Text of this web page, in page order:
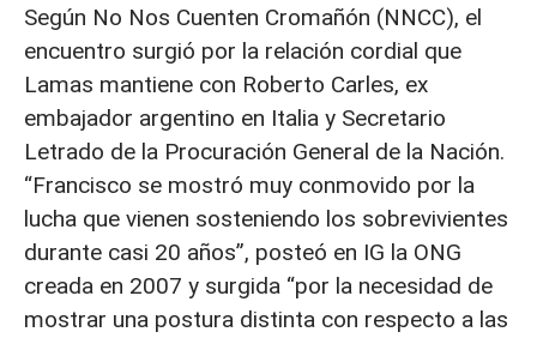
Según No Nos Cuenten Cromañón (NNCC), el
encuentro surgió por la relación cordial que
Lamas mantiene con Roberto Carles, ex
embajador argentino en Italia y Secretario
Letrado de la Procuración General de la Nación.
“Francisco se mostró muy conmovido por la
lucha que vienen sosteniendo los sobrevivientes
durante casi 20 años”, posteó en IG la ONG
creada en 2007 y surgida “por la necesidad de
mostrar una postura distinta con respecto a las